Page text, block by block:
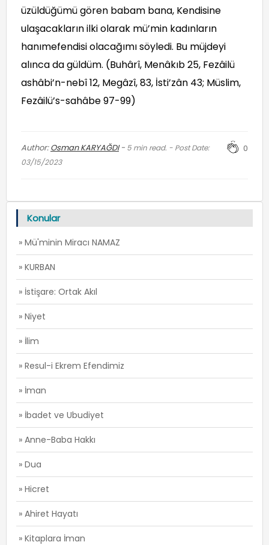
üzüldüğümü gören babam bana, Kendisine
ulaşacakların ilki olarak mü’min kadınların
hanımefendisi olacağımı söyledi. Bu müjdeyi
alınca da güldüm. (Buhârî, Menâkıb 25, Fezâilü
ashâbi’n-nebî 12, Megâzî, 83, İsti’zân 43; Müslim,
Fezâilü’s-sahâbe 97-99)
Author:Osman KARYAĞDI- 5min read. - Post Date:
03/15/2023
0
Konular
» Mü'minin Miracı NAMAZ
» KURBAN
» İstişare: Ortak Akıl
» Niyet
» İlim
» Resul-i Ekrem Efendimiz
» İman
» İbadet ve Ubudiyet
» Anne-Baba Hakkı
» Dua
» Hicret
» Ahiret Hayatı
» Kitaplara İman